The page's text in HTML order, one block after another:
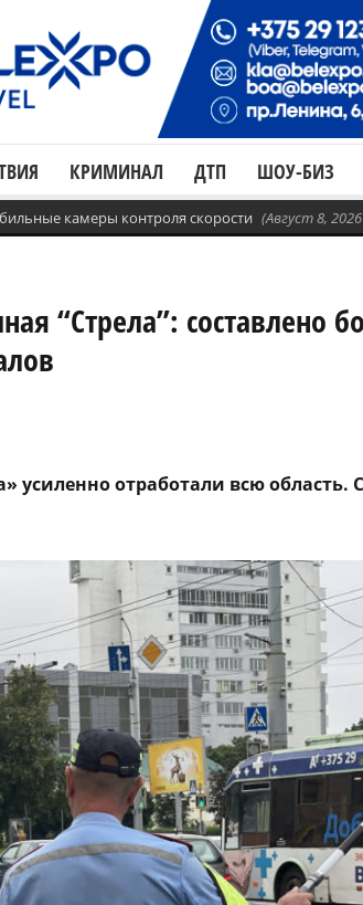
КРИМИНАЛ ДТП ШОУ-БИЗ
камеры контроля скорости (Август 8,
“Стрела”: составлено
усиленно отработали всю область.